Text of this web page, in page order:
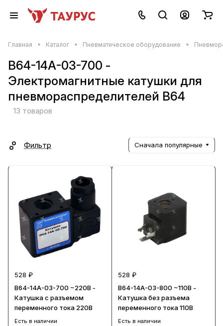
Главная Каталог Пневматическое оборудование
В64-14А-03-700 -
Электромагнитные катушки для
пневмораспределителей В64
13 товаров
Фильтр Сначала популярные
528 ₽
В64-14А-03-700 ~220В -
Катушка с разъемом
переменного тока 220В
Есть в наличии
528 ₽
В64-14А-03-800 ~110В -
Катушка без разъема
переменного тока 110В
Есть в наличии